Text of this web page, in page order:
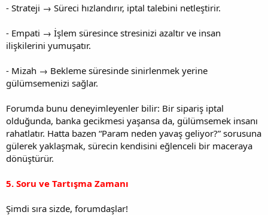
- Strateji → Süreci hızlandırır, iptal talebini netleştirir.
- Empati → İşlem süresince stresinizi azaltır ve insan
ilişkilerini yumuşatır.
- Mizah → Bekleme süresinde sinirlenmek yerine
gülümsemenizi sağlar.
Forumda bunu deneyimleyenler bilir: Bir sipariş iptal
olduğunda, banka gecikmesi yaşansa da, gülümsemek insanı
rahatlatır. Hatta bazen “Param neden yavaş geliyor?” sorusuna
gülerek yaklaşmak, sürecin kendisini eğlenceli bir maceraya
dönüştürür.
5. Soru ve Tartışma Zamanı
Şimdi sıra sizde, forumdaşlar!